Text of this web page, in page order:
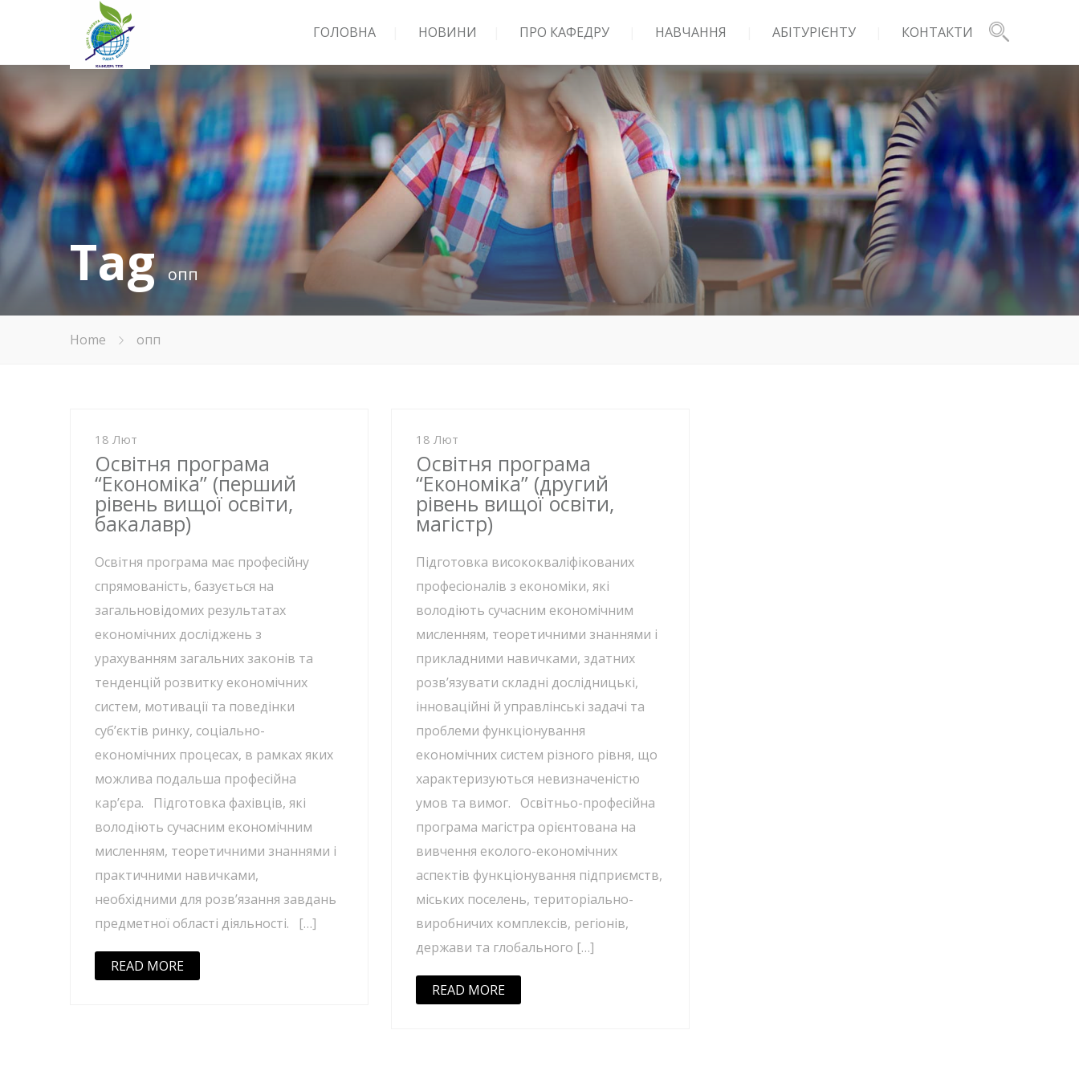
ГОЛОВНА НОВИНИ ПРО КАФЕДРУ НАВЧАННЯ АБІТУРІЄНТУ КОНТАКТИ
Tagопп
Home опп
18 Лют
Освітня програма
“Економіка” (перший
рівень вищої освіти,
бакалавр)
Освітня програма має професійну
спрямованість, базується на
загальновідомих результатах
економічних досліджень з
урахуванням загальних законів та
тенденцій розвитку економічних
систем, мотивації та поведінки
суб’єктів ринку, соціально-
економічних процесах, в рамках яких
можлива подальша професійна
кар’єра. Підготовка фахівців, які
володіють сучасним економічним
мисленням, теоретичними знаннями і
практичними навичками,
необхідними для розв’язання завдань
предметної області діяльності. […]
READ MORE
18 Лют
Освітня програма
“Економіка” (другий
рівень вищої освіти,
магістр)
Підготовка висококваліфікованих
професіоналів з економіки, які
володіють сучасним економічним
мисленням, теоретичними знаннями і
прикладними навичками, здатних
розв’язувати складні дослідницькі,
інноваційні й управлінські задачі та
проблеми функціонування
економічних систем різного рівня, що
характеризуються невизначеністю
умов та вимог. Освітньо-професійна
програма магістра орієнтована на
вивчення еколого-економічних
аспектів функціонування підприємств,
міських поселень, територіально-
виробничих комплексів, регіонів,
держави та глобального […]
READ MORE